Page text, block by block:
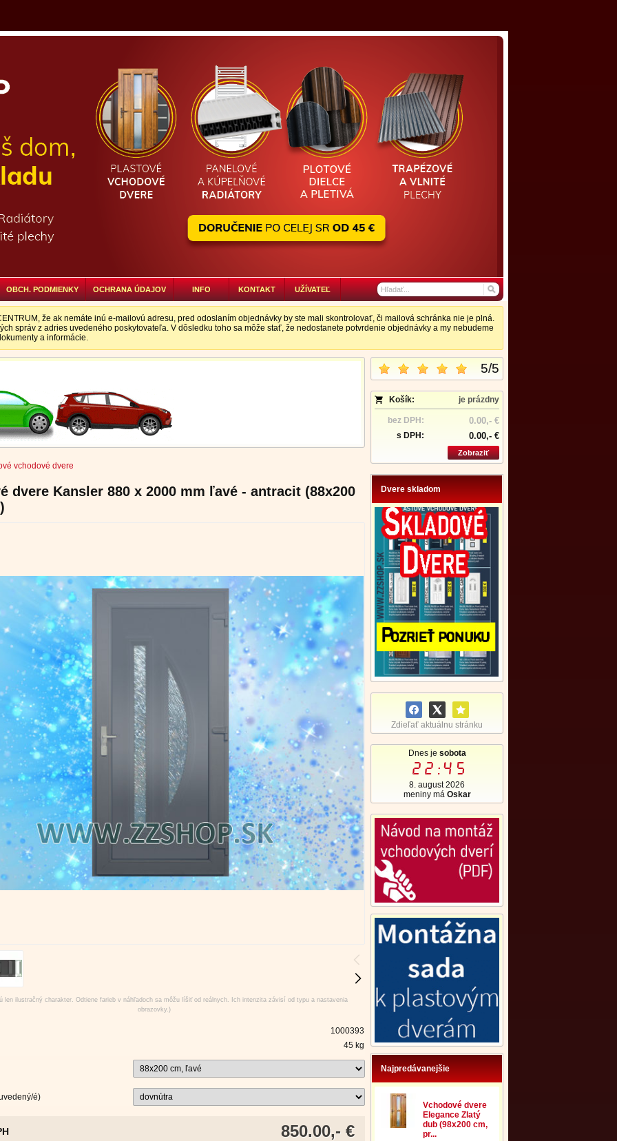
OBCH. PODMIENKY OCHRANA ÚDAJOV INFO KONTAKT UŽÍVATEĽ
že ak nemáte inú e-mailovú adresu, pred odoslaním objednávky by ste mali skontrolovať, či mailová schránka nie je plná.
správ z adries uvedeného poskytovateľa. V dôsledku toho sa môže stať, že nedostanete potvrdenie objednávky a my nebudeme
a informácie.
5/5
Košík: je prázdny
bez DPH: 0.00,- €
s DPH: 0.00,- €
Zobraziť
Dvere skladom
Zdieľať aktuálnu stránku
Dnes je sobota
22:45
8. august 2026
meniny má Oskar
Najpredávanejšie
Vchodové dvere
Elegance Zlatý
dub (98x200 cm,
pr...
vchodové dvere
dvere Kansler 880 x 2000 mm ľavé - antracit (88x200
len ilustračný charakter. Odtiene farieb v náhľadoch sa môžu líšiť od reálnych. Ich intenzita závisí od typu a nastavenia
obrazovky.)
1000393
45 kg
é)
850.00,- €